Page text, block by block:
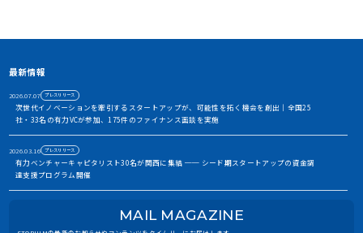
最新情報
2026.07.07 プレスリリース
次世代イノベーションを牽引するスタートアップが、可能性を拓く機会を創出｜全国25
社・33名の有力VCが参加、175件のファイナンス面談を実施
2026.03.16 プレスリリース
有力ベンチャーキャピタリスト30名が関西に集結 ── シード期スタートアップの資金調
達支援プログラム開催
2026年 年頭ご挨拶｜5周年を迎えたSTORIUMの挑戦について
MAIL MAGAZINE